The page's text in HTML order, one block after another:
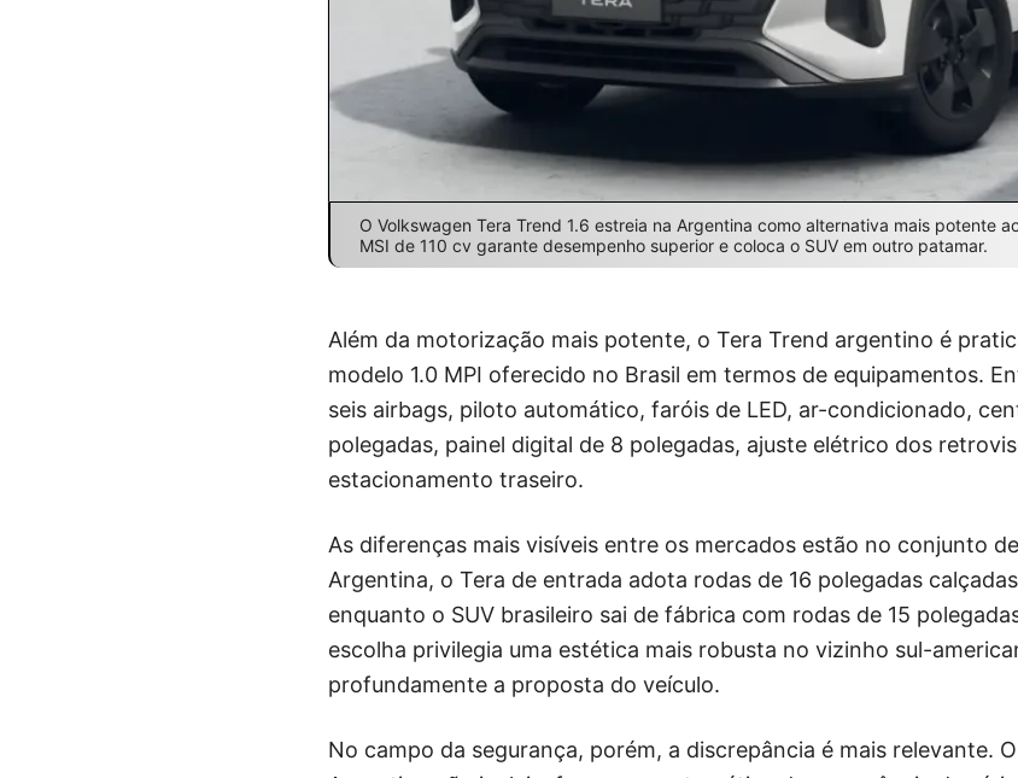
O Volkswagen Tera Trend 1.6 estreia na Argentina como alternativa mais potente
MSI de 110 cv garante desempenho superior e coloca o SUV em outro patamar.
Além da motorização mais potente, o Tera Trend argentino é
modelo 1.0 MPI oferecido no Brasil em termos de equipamentos.
seis airbags, piloto automático, faróis de LED, ar-condicionado,
polegadas, painel digital de 8 polegadas, ajuste elétrico dos
estacionamento traseiro.
As diferenças mais visíveis entre os mercados estão no conjunto
Argentina, o Tera de entrada adota rodas de 16 polegadas
enquanto o SUV brasileiro sai de fábrica com rodas de 15
escolha privilegia uma estética mais robusta no vizinho sul-
profundamente a proposta do veículo.
No campo da segurança, porém, a discrepância é mais relevante.